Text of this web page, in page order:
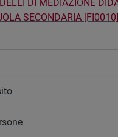
DI MEDIAZIONE
SECONDARIA [FI0010]